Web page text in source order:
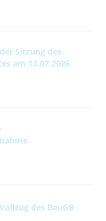
Sitzung des
am 13.07.2026
des BauGB